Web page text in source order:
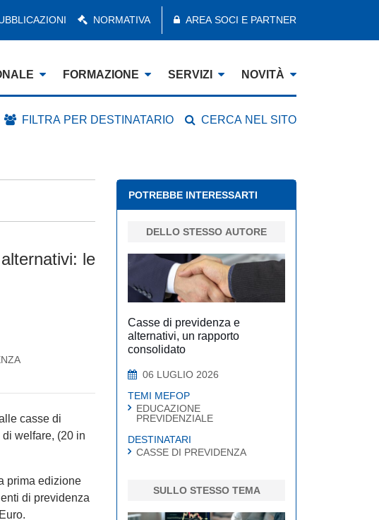
NORMATIVA AREA SOCI E PARTNER
FORMAZIONE SERVIZI NOVITÀ
FILTRA PER DESTINATARIO CERCA NEL SITO
le
casse di
welfare, (20 in
prima edizione
di previdenza
POTREBBE INTERESSARTI
DELLO STESSO AUTORE
Casse di previdenza e
alternativi, un rapporto
consolidato
06 LUGLIO 2026
TEMI MEFOP
EDUCAZIONE
PREVIDENZIALE
DESTINATARI
CASSE DI PREVIDENZA
SULLO STESSO TEMA